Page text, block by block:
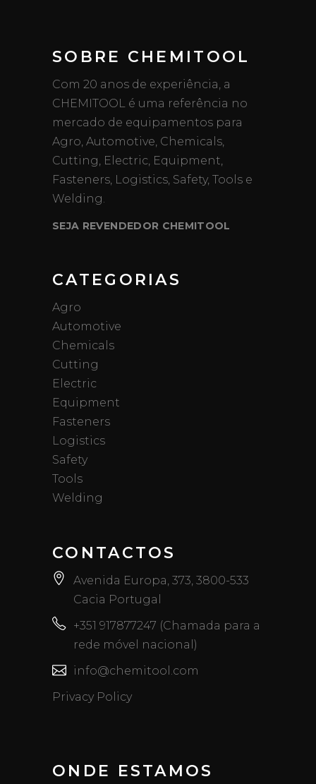
SOBRE CHEMITOOL
Com 20 anos de experiência, a
CHEMITOOL é uma referência no
mercado de equipamentos para
Agro, Automotive, Chemicals,
Cutting, Electric, Equipment,
Fasteners, Logistics, Safety, Tools e
Welding.
SEJA REVENDEDOR CHEMITOOL
CATEGORIAS
Agro
Automotive
Chemicals
Cutting
Electric
Equipment
Fasteners
Logistics
Safety
Tools
Welding
CONTACTOS
Avenida Europa, 373, 3800-533
Cacia Portugal
+351 917877247 (Chamada para a
rede móvel nacional)
info@chemitool.com
Privacy Policy
ONDE ESTAMOS